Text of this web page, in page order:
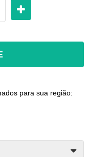
para sua região: